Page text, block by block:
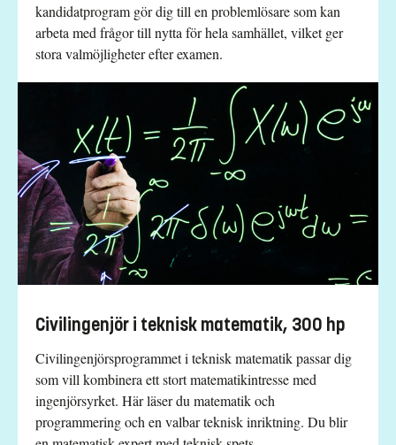
kandidatprogram gör dig till en problemlösare som kan
arbeta med frågor till nytta för hela samhället, vilket ger
stora valmöjligheter efter examen.
Civilingenjör i teknisk matematik, 300 hp
Civilingenjörsprogrammet i teknisk matematik passar dig
som vill kombinera ett stort matematikintresse med
ingenjörsyrket. Här läser du matematik och
programmering och en valbar teknisk inriktning. Du blir